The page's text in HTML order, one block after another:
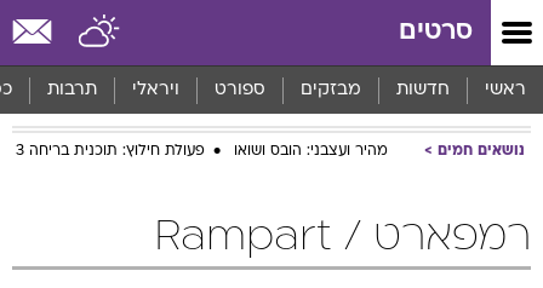
סרטים
ראשי חדשות מבזקים ספורט ויראלי תרבות
נושאים חמים מהיר ועצבני: הובס ושואו פעולת חילוץ: תוכנית בריחה 3
רמפארט / Rampart